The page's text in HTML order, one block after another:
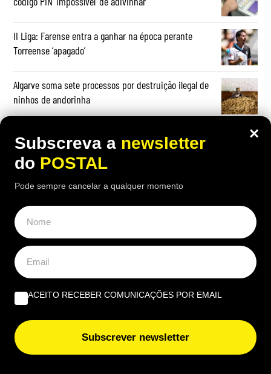
II Liga: Farense entra a ganhar na época perante
Torreense ‘apagado’
Algarve soma sete processos por destruição ilegal de
ninhos de andorinha
A marca Sporting em todo o mundo está a crescer atrás
de Ronaldo | Por Paulo Freitas do Amaral
Do amor ao ódio vai apenas um passo | Por Henrique
Dias Freire
Albufeira, trânsito, ruído e equilíbrio | Por António
Nóbrega
EUROPE DIRECT ALGARVE
×
Subscreva a newsletter
do POSTAL
Pode sempre cancelar a qualquer momento
ACEITO RECEBER COMUNICAÇÕES POR EMAIL
Subscrever newsletter